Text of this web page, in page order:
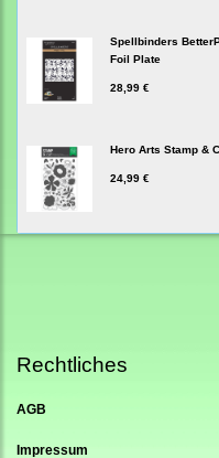
Spellbinders
Foil Plate
28,99 €
Hero Arts Stamp &
24,99 €
Rechtliches
AGB
Impressum